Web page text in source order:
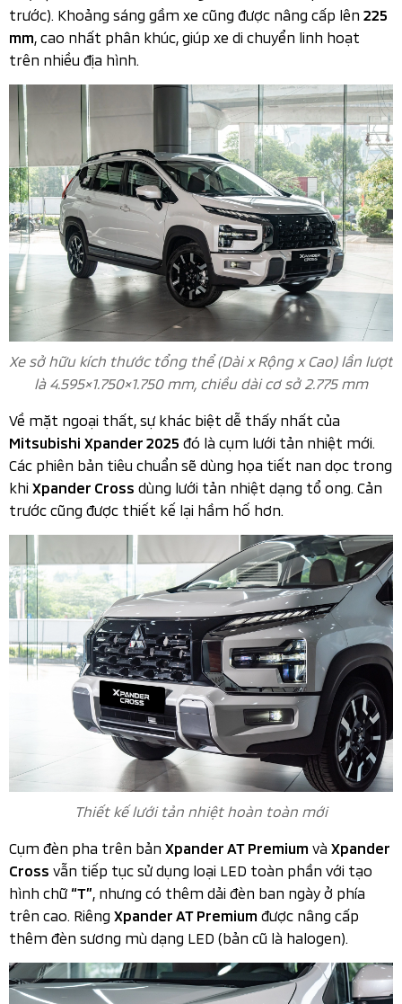
trước). Khoảng sáng gầm xe cũng được nâng cấp lên 225
mm , cao nhất phân khúc, giúp xe di chuyển linh hoạt
trên nhiều địa hình.
Xe sở hữu kích thước tổng thể (Dài x Rộng x Cao) lần lượt
là 4.595×1.750×1.750 mm, chiều dài cơ sở 2.775 mm
Về mặt ngoại thất, sự khác biệt dễ thấy nhất của
Mitsubishi Xpander 2025 đó là cụm lưới tản nhiệt mới.
Các phiên bản tiêu chuẩn sẽ dùng họa tiết nan dọc trong
khi Xpander Cross dùng lưới tản nhiệt dạng tổ ong. Cản
trước cũng được thiết kế lại hầm hố hơn.
Thiết kế lưới tản nhiệt hoàn toàn mới​
Cụm đèn pha trên bản Xpander AT Premium và Xpander
Cross vẫn tiếp tục sử dụng loại LED toàn phần với tạo
hình chữ“T” , nhưng có thêm dải đèn ban ngày ở phía
trên cao. Riêng Xpander AT Premium được nâng cấp
thêm đèn sương mù dạng LED (bản cũ là halogen).